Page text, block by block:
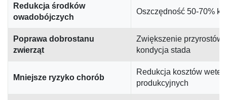
Redukcja środków
owadobójczych
Oszczędność 50-70%
Poprawa dobrostanu
zwierząt
Zwiększenie przyrostów
kondycja stada
Mniejsze ryzyko chorób
Redukcja kosztów
produkcyjnych